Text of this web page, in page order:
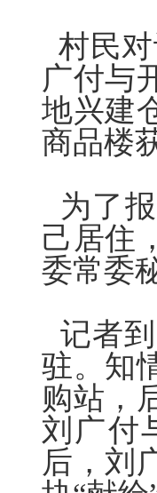
村民
广付与
地兴建
商品楼
为了
己居住
委常委
记者
驻。知
购站，
刘广付
后，刘